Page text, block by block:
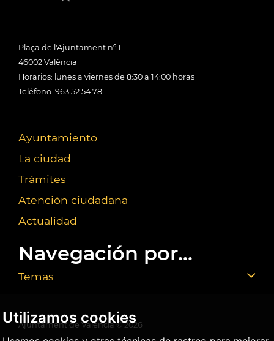
Utilizamos cookies
Plaça de l'Ajuntament nº 1
46002 València
Horarios: lunes a viernes de 8:30 a 14:00 horas
Teléfono: 963 52 54 78
Ayuntamiento
La ciudad
Trámites
Atención ciudadana
Actualidad
Navegación por...
Temas
Ajuntament de València ©2026